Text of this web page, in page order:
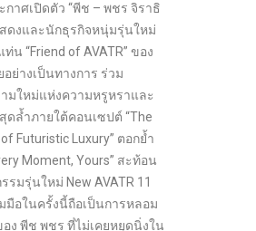
กาศเปิดตัว “พีช – พชร จิราธิ
ดงและนักธุรกิจหนุ่มรุ่นใหม่
น “Friend of AVATR” ของ
อย่างเป็นทางการ ร่วม
มใหม่แห่งความหรูหราและ
ดล้ำภายใต้คอนเซปต์ “The
Futuristic Luxury” ตอกย้ำ
Moment, Yours” สะท้อน
รมรุ่นใหม่ New AVATR 11
มือในครั้งนี้ถือเป็นการหลอม
ง พีช พชร ที่ไม่เคยหยุดนิ่งใน